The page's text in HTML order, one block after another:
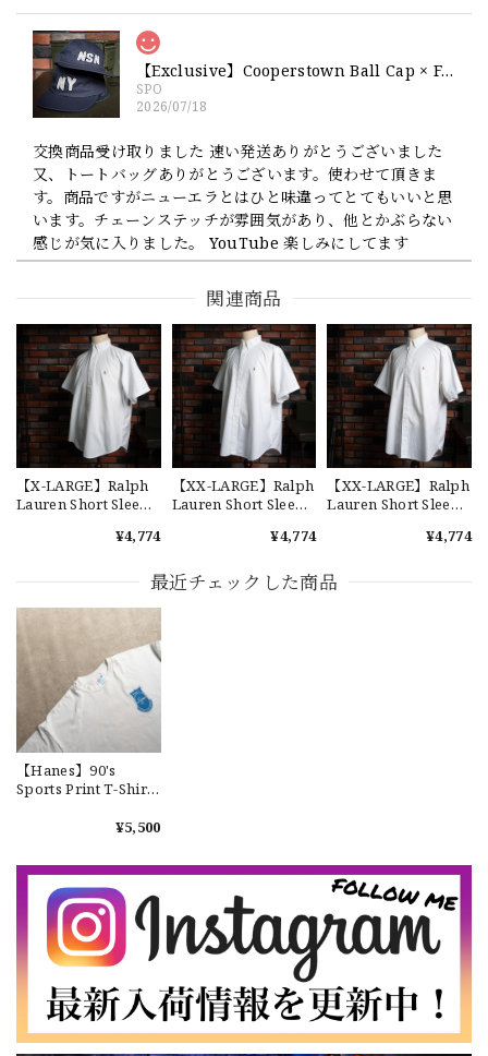
【Exclusive】Cooperstown Ball Cap × FAR EAST SIGNAL "NSN / NY" NAVY×WHITE Made in USA 別注 新品 クーパーズタウンボールキャップ 6パネル 紺
SPO
2026/07/18
交換商品受け取りました 速い発送ありがとうございました
又、トートバッグありがとうございます。使わせて頂きま
す。商品ですがニューエラとはひと味違ってとてもいいと思
います。チェーンステッチが雰囲気があり、他とかぶらない
感じが気に入りました。 YouTube 楽しみにしてます
【Cooperstown Ball Cap】Made in USA Baseball Cap "1952 BIRMINGHAM BLACK BARONS" 新品 クーパーズタウンボールキャップ バーミングハムブラックバロンズ 6パネル
GREEN
2026/07/17
【W36】POLO by Ralph Lauren POLO CHINO ポロチノ ラルフローレン ユーズド ショーツ ショートパンツ No.30
2026/07/17
DSA
2026/07/16
なかなか見つからないこの色味が本当に好きです！ありがと
うございました！
【Cooperstown Ball Cap】Made in USA Baseball Cap "NY" STONE×GREEN 新品 クーパーズタウンボールキャップ 6パネル ２トーン 緑
３.1947 New York Cubans
2026/07/01
2026/06/29
関連商品
【X-LARGE】Ralph
Lauren Short Sleeve
"YARMOUTH" ラルフ
袖 ボタンダウンシャ
¥4,774
【XX-LARGE】Ralph
Lauren Short Sleeve
"YARMOUTH" ラルフ
袖 ボタンダウンシャ
ツ No.119
¥4,774
【XX-LARGE】Ralph
Lauren Short Sleeve
"YARMOUTH" ラルフ
袖 ボタンダウンシャ
ツ No.144
¥4,774
最近チェックした商品
【Hanes】90's
Sports Print T-Shirt
ーズド NO.35
¥5,500